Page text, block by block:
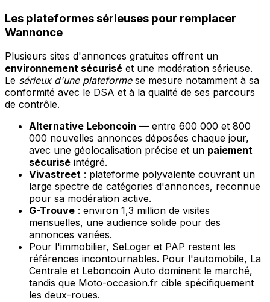
Les plateformes sérieuses pour remplacer
Wannonce
Plusieurs sites d'annonces gratuites offrent un
environnement sécurisé et une modération sérieuse.
Le sérieux d'une plateformese mesure notamment à sa
conformité avec le DSA et à la qualité de ses parcours
de contrôle.
Alternative Leboncoin — entre 600 000 et 800
000 nouvelles annonces déposées chaque jour,
avec une géolocalisation précise et un paiement
sécurisé intégré.
Vivastreet : plateforme polyvalente couvrant un
large spectre de catégories d'annonces, reconnue
pour sa modération active.
G-Trouve : environ 1,3 million de visites
mensuelles, une audience solide pour des
annonces variées.
Pour l'immobilier, SeLoger et PAP restent les
références incontournables. Pour l'automobile, La
Centrale et Leboncoin Auto dominent le marché,
tandis que Moto-occasion.fr cible spécifiquement
les deux-roues.